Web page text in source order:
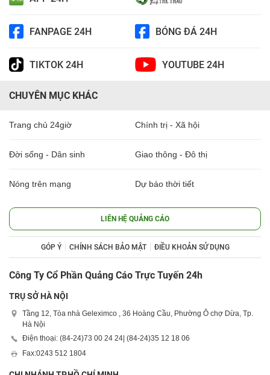
FANPAGE 24H BÓNG ĐÁ 24H
TIKTOK 24H YOUTUBE 24H
CHUYÊN MỤC KHÁC
Trang chủ 24giờ Chính trị - Xã hội
Đời sống - Dân sinh Giao thông - Đô thị
Nóng trên mạng Dự báo thời tiết
LIÊN HỆ QUẢNG CÁO
GÓP Ý CHÍNH SÁCH BẢO MẬT ĐIỀU KHOẢN SỬ DỤNG
Công Ty Cổ Phần Quảng Cáo Trực Tuyến 24h
TRỤ SỞ HÀ NỘI
Tầng 12, Tòa nhà Geleximco , 36 Hoàng Cầu, Phường Ô chợ Dừa, Tp.
Hà Nội
Điện thoại: (84-24)73 00 24 24 | (84-24)35 12 18 06
Fax:0243 512 1804